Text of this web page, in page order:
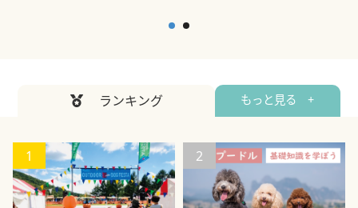
ランキング もっと見る +
1 2